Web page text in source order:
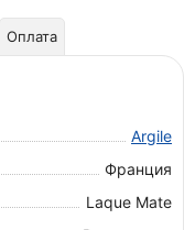
Оплата
Argile
Франция
Laque Mate